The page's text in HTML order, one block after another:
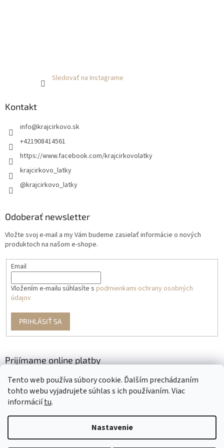
Tento web používa súbory cookie. Ďalším prechádzaním
tohto webu vyjadrujete súhlas s ich používaním. Viac
informáciítu.
Nastavenie
Sledovať na Instagrame
Kontakt
info@krajcirkovo.sk
+421908414561
https://www.facebook.com/krajcirkovolatky
krajcirkovo_latky
@krajcirkovo_latky
Odoberať newsletter
Vložte svoj e-mail a my Vám budeme zasielať informácie o nových
produktoch na našom e-shope.
Email
Vložením e-mailu súhlasíte s podmienkami ochrany osobných
údajov
PRIHLÁSIŤ SA
Prijímame online platby
Vytvoril Shoptet